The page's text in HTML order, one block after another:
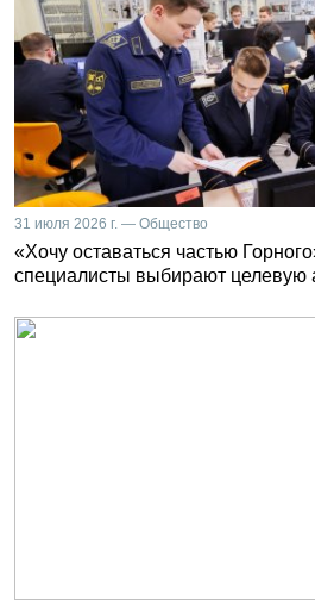
31 июля 2026 г. — Общество
«Хочу оставаться частью
специалисты выбирают целевую